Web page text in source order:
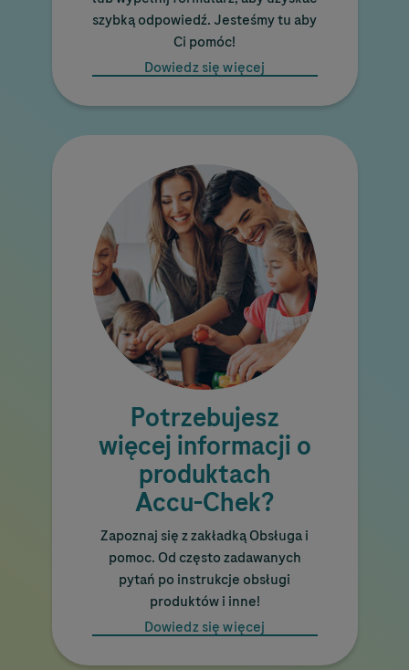
szybką odpowiedź. Jesteśmy tu aby
Ci pomóc!
Dowiedz się więcej
Potrzebujesz
więcej informacji o
produktach
Accu-Chek?
Zapoznaj się z zakładką Obsługa i
pomoc. Od często zadawanych
pytań po instrukcje obsługi
produktów i inne!
Dowiedz się więcej